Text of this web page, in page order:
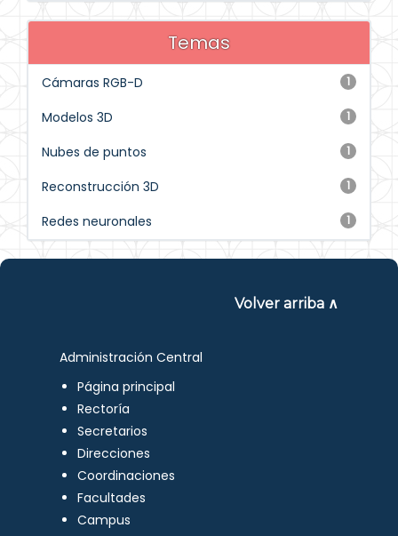
Temas
1
Cámaras RGB-D
1
Modelos 3D
1
Nubes de puntos
1
Reconstrucción 3D
1
Redes neuronales
Volver arriba ∧
Administración Central
Página principal
Rectoría
Secretarios
Direcciones
Coordinaciones
Facultades
Campus